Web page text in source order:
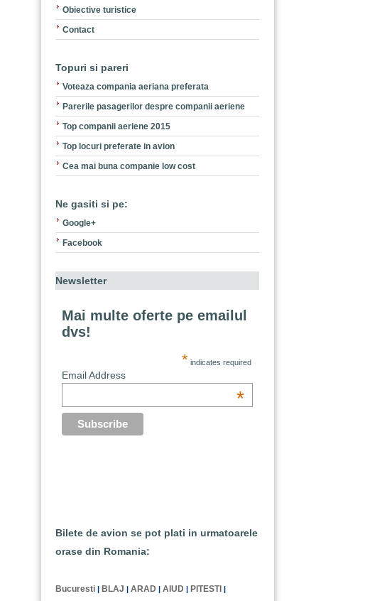
Obiective turistice
Contact
Topuri si pareri
Voteaza compania aeriana preferata
Parerile pasagerilor despre companii aeriene
Top companii aeriene 2015
Top locuri preferate in avion
Cea mai buna companie low cost
Ne gasiti si pe:
Google+
Facebook
Newsletter
Mai multe oferte pe emailul
dvs!
* indicates required
Email Address
*
Bilete de avion se pot plati in urmatoarele
orase din Romania:
Bucuresti | BLAJ |ARAD |AIUD | PITESTI |